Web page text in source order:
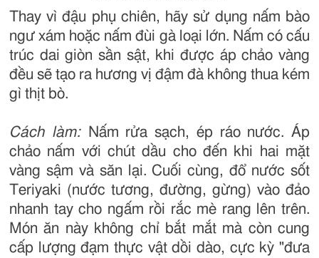
Thay vì đậu phụ chiên, hãy sử dụng nấm bào
ngư xám hoặc nấm đùi gà loại lớn. Nấm có cấu
trúc dai giòn sần sật, khi được áp chảo vàng
đều sẽ tạo ra hương vị đậm đà không thua kém
gì thịt bò.
Cách làm:
Nấm rửa sạch, ép ráo nước. Áp
chảo nấm với chút dầu cho đến khi hai mặt
vàng sậm và săn lại. Cuối cùng, đổ nước sốt
Teriyaki (nước tương, đường, gừng) vào đảo
nhanh tay cho ngấm rồi rắc mè rang lên trên.
Món ăn này không chỉ bắt mắt mà còn cung
cấp lượng đạm thực vật dồi dào, cực kỳ "đưa